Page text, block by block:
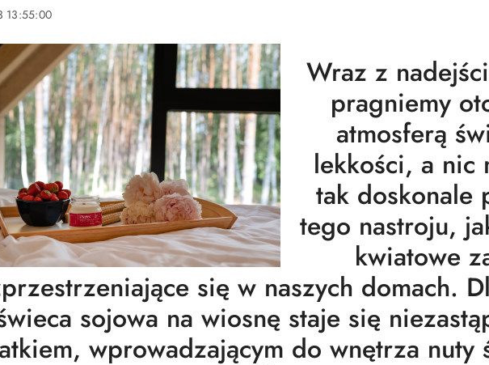
13:55:00
Wraz z
pragniemy
atmosferą
lekkości, a nic
tak doskonale
tego nastroju,
kwiatowe
się w naszych domach.
sojowa na wiosnę staje się
wprowadzającym do wnętrza nuty